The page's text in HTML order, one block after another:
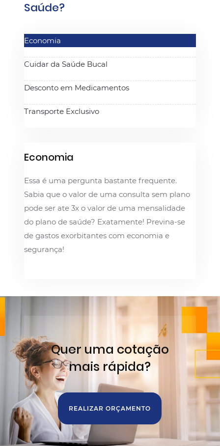
Saúde?
Economia
Cuidar da Saúde Bucal
Desconto em Medicamentos
Transporte Exclusivo
Economia
Essa é uma pergunta bastante frequente.
Sabia que o valor de uma consulta sem plano
pode ser ate 3x o valor de uma mensalidade
do plano de saúde? Exatamente! Previna-se
de gastos exorbitantes com economia e
segurança!
Quer uma cotação
mais rápida?
REALIZAR ORÇAMENTO